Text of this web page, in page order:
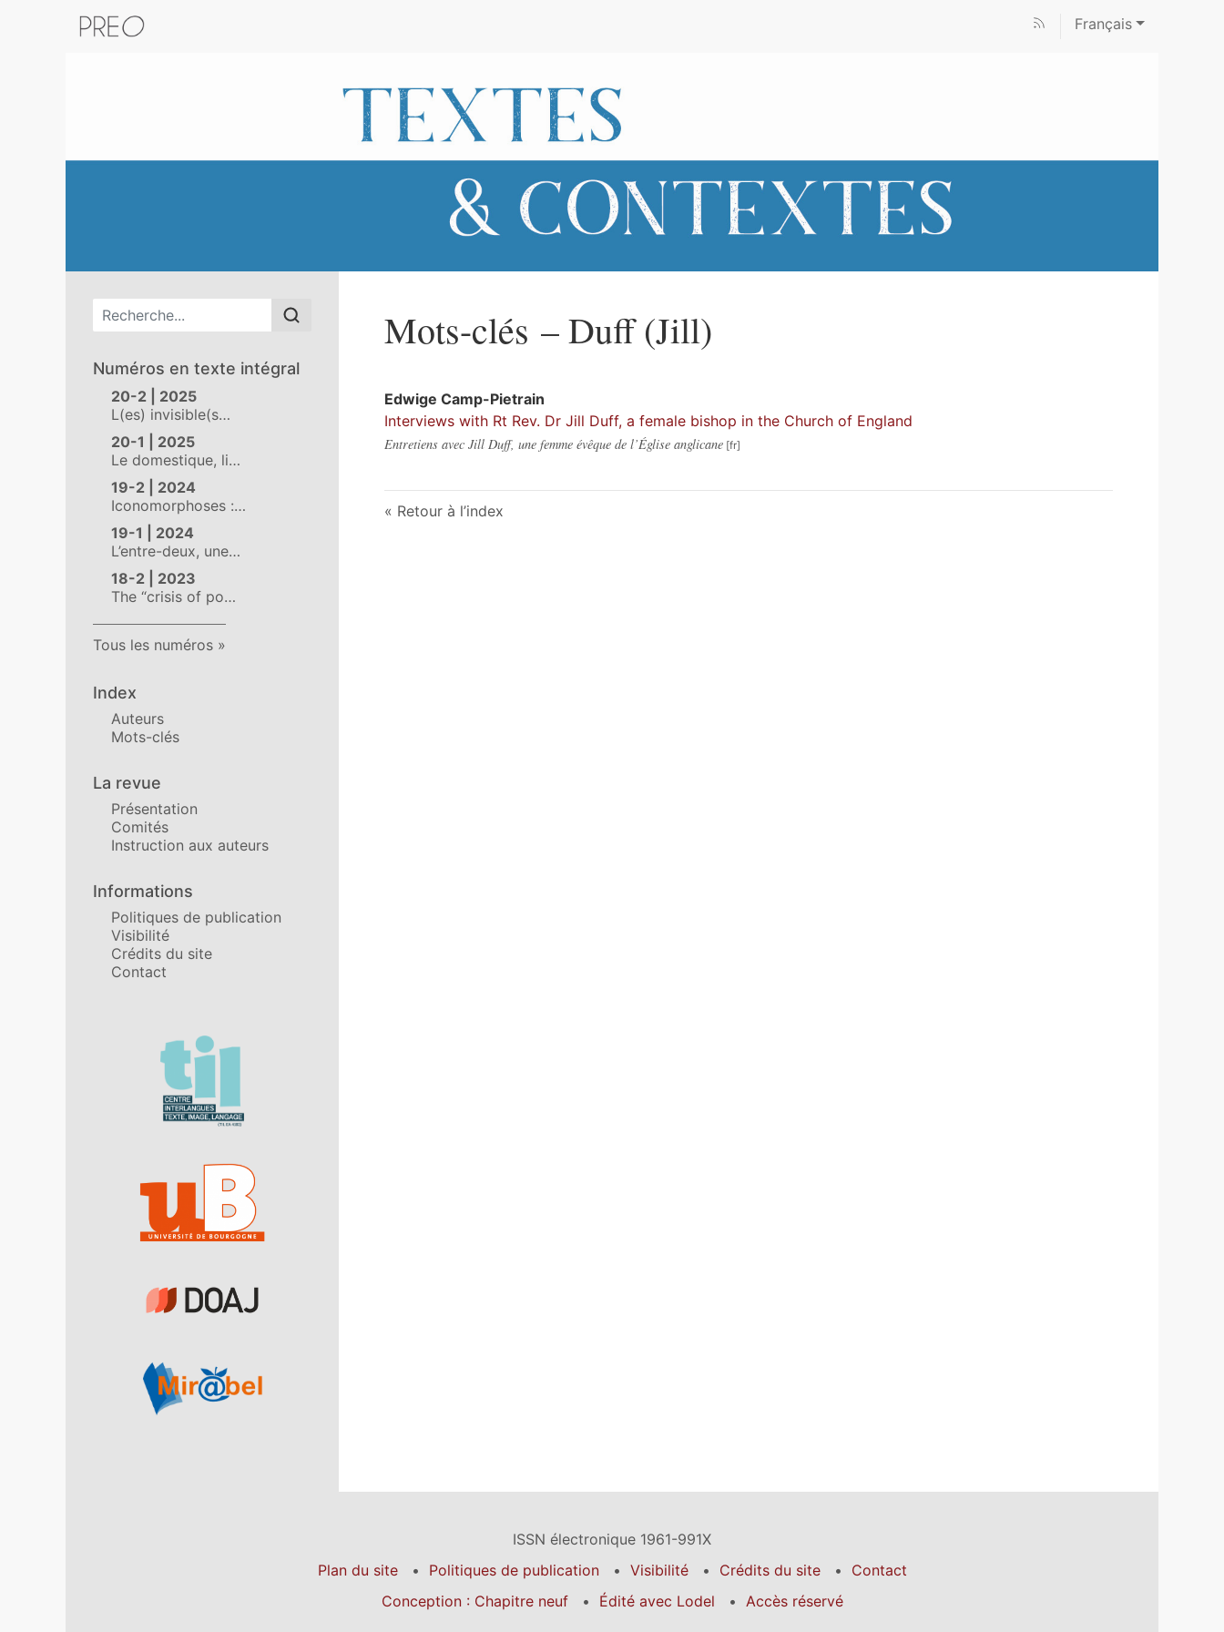
Français
Menu principal
Numéros en texte intégral
20-2 | 2025
L(es) invisible(s…
20-1 | 2025
Le domestique, li…
19-2 | 2024
Iconomorphoses :…
19-1 | 2024
L’entre-deux, une…
18-2 | 2023
The “crisis of po…
Tous les numéros
Index
Auteurs
Mots-clés
La revue
Présentation
Comités
Instruction aux auteurs
Informations
Politiques de publication
Visibilité
Crédits du site
Contact
Affiliations/partenaires
Mots-clés – Duff (Jill)
Edwige Camp-Pietrain
Interviews with Rt Rev. Dr Jill Duff, a female bishop in the Church of England
Entretiens avec Jill Duff, une femme évêque de l’Église anglicane
Retour à l’index
ISSN électronique 1961-991X
Plan du site
Politiques de publication Visibilité Crédits du site
Contact
Conception : Chapitre neuf
Édité avec Lodel Accès réservé